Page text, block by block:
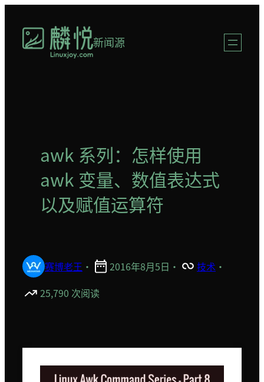
新闻源
awk 系列：怎样使用
awk 变量、数值表达式
以及赋值运算符
赛博老王 · 2016年8月5日 · 技术 ·
25,790 次阅读